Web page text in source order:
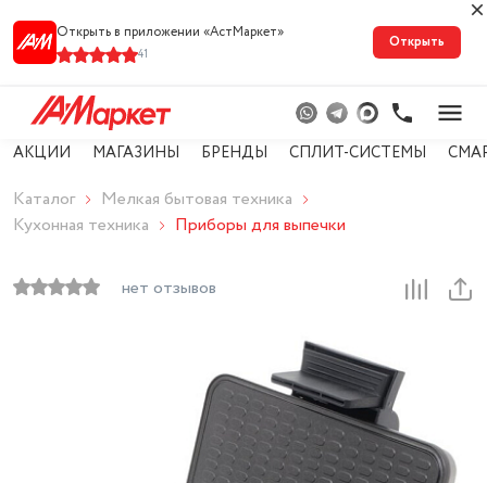
Открыть в приложении «АстМарке‪т‬»
41
Открыть
АКЦИИ МАГАЗИНЫ БРЕНДЫ СПЛИТ-СИСТЕМЫ
Каталог
Мелкая бытовая техника
Кухонная техника
Приборы для выпечки
нет отзывов